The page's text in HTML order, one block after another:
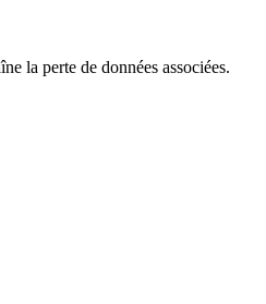
la perte de données associées.